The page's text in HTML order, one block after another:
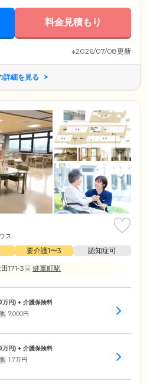
料金見積もり
※2026/07/08更新
詳細を見る
ス
要介護1〜3
認知症可
171-3
健軍町駅
万円) + 介護保険料
7,000円
万円) + 介護保険料
1.7万円